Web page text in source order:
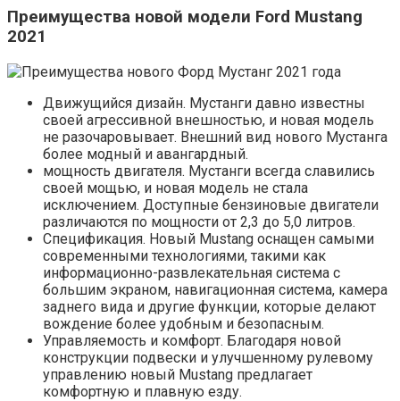
Преимущества новой модели Ford Mustang
2021
Движущийся дизайн. Мустанги давно известны
своей агрессивной внешностью, и новая модель
не разочаровывает. Внешний вид нового Мустанга
более модный и авангардный.
мощность двигателя. Мустанги всегда славились
своей мощью, и новая модель не стала
исключением. Доступные бензиновые двигатели
различаются по мощности от 2,3 до 5,0 литров.
Спецификация. Новый Mustang оснащен самыми
современными технологиями, такими как
информационно-развлекательная система с
большим экраном, навигационная система, камера
заднего вида и другие функции, которые делают
вождение более удобным и безопасным.
Управляемость и комфорт. Благодаря новой
конструкции подвески и улучшенному рулевому
управлению новый Mustang предлагает
комфортную и плавную езду.